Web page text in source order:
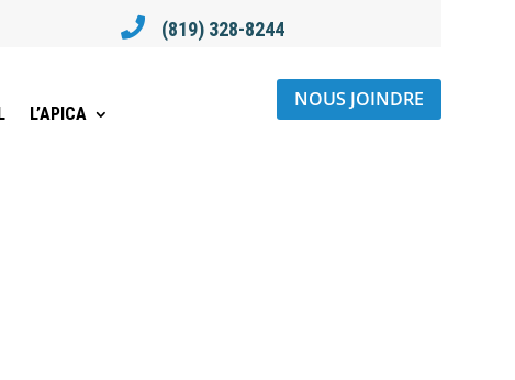
 (819) 328-8244
L’APICA
NOUS JOINDRE